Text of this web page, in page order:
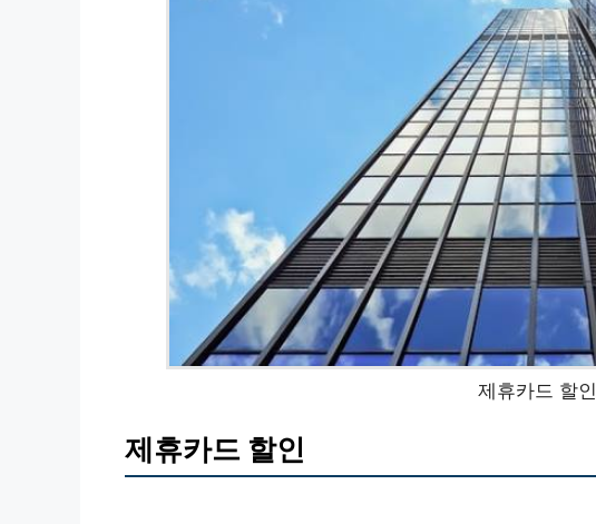
제휴카드 할인
제휴카드 할인